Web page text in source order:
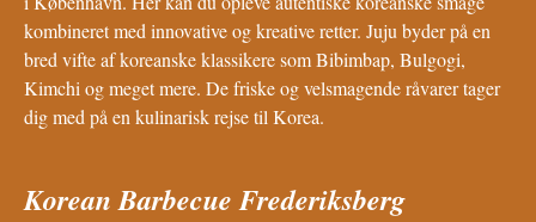
kombineret med innovative og kreative retter. Juju byder på en
bred vifte af koreanske klassikere som Bibimbap, Bulgogi,
Kimchi og meget mere. De friske og velsmagende råvarer tager
dig med på en kulinarisk rejse til Korea.
Korean Barbecue Frederiksberg